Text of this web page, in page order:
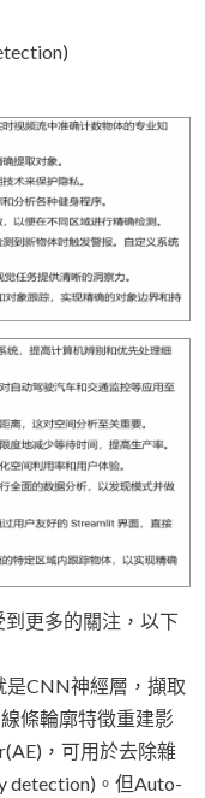
更多的關注，以下
是CNN神經層，擷取
條輪廓特徵重建影
，可用於去除雜
detection)。但Auto-